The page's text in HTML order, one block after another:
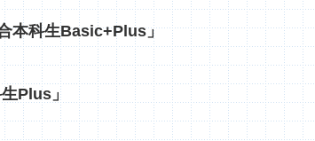
本科生Basic+Plus」
Plus」